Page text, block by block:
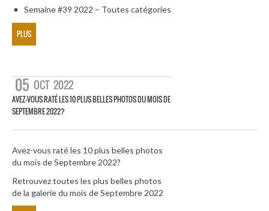
Semaine #39 2022 – Toutes catégories
PLUS
05 OCT 2022
AVEZ-VOUS RATÉ LES 10 PLUS BELLES PHOTOS DU MOIS DE
SEPTEMBRE 2022?
Avez-vous raté les 10 plus belles photos
du mois de Septembre 2022?
Retrouvez toutes les plus belles photos
de la galerie du mois de Septembre 2022